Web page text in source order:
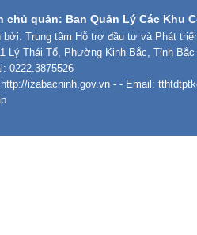
chủ quản: Ban Quản Lý Các Khu
bởi: Trung tâm Hỗ trợ đầu tư và Phát
Lý Thái Tổ, Phường Kinh Bắc, Tỉnh Bắc
0222.3875526
http://izabacninh.gov.vn - - Email: